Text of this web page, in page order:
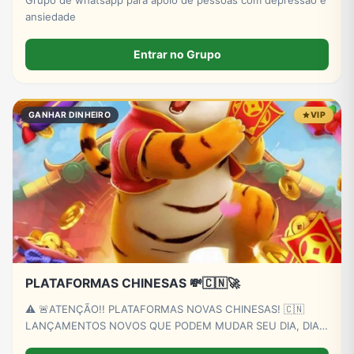
ansiedade
Entrar no Grupo
GANHAR DINHEIRO VIP
PLATAFORMAS CHINESAS 💸🇨🇳🚀
⚠️ 🚨ATENÇÃO!! PLATAFORMAS NOVAS CHINESAS! 🇨🇳
LANÇAMENTOS NOVOS QUE PODEM MUDAR SEU DIA, DIA!